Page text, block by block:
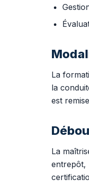
La
la
est
La
entrepôt,